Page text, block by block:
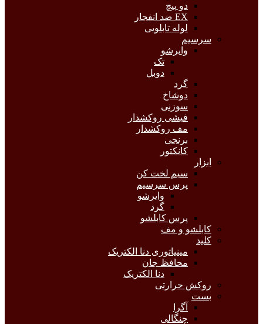
دو پیچ
EX ضد انفجار
لوله تابلویی
سرسیم
وایرشو
تک
دوبل
گرد
دوشاخ
سوزنی
فیشی روکشدار
مف روکشدار
برنجی
کانکتور
ابزار
سیم لخت کن
پرس سرسیم
وایرشو
گرد
پرس کابلشو
کابلشو و مف
کلید
مینیاتوری دنا الکتریک
محافظ جان
دنا الکتریک
روکش حرارتی
بست
آگرا
چنگالی